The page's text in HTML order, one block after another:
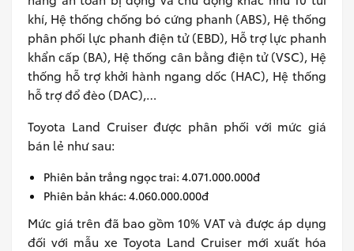
khí, Hệ thống chống bó cứng phanh (ABS), Hệ thống
phân phối lực phanh điện tử (EBD), Hỗ trợ lực phanh
khẩn cấp (BA), Hệ thống cân bằng điện tử (VSC), Hệ
thống hỗ trợ khởi hành ngang dốc (HAC), Hệ thống
hỗ trợ đổ đèo (DAC),…
Toyota Land Cruiser được phân phối với mức giá
bán lẻ như sau:
Phiên bản trắng ngọc trai: 4.071.000.000đ
Phiên bản khác: 4.060.000.000đ
Mức giá trên đã bao gồm 10% VAT và được áp dụng
đối với mẫu xe Toyota Land Cruiser mới xuất hóa